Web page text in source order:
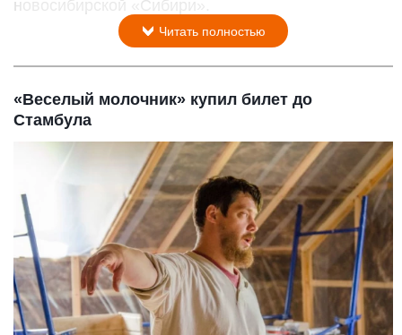
новосибирской «Сибири».
Читать полностью
«Веселый молочник» купил билет до
Стамбула